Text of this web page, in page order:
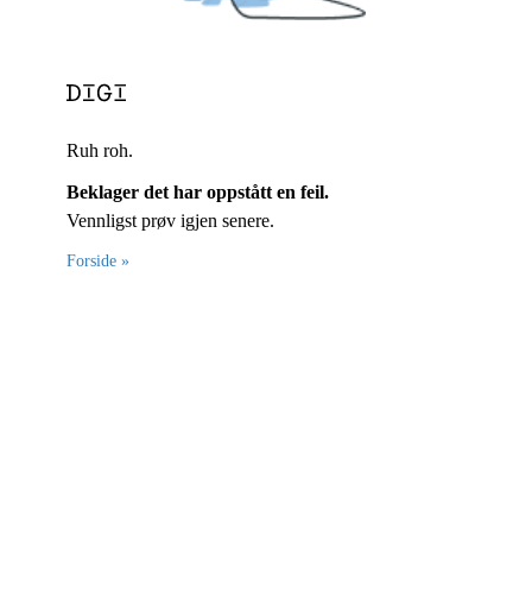
Ruh roh.
Beklager det har oppstått en feil.
Vennligst prøv igjen senere.
Forside »